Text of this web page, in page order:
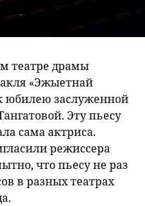
театре драмы
«Эжыетнай
юбилею заслуженной
Эту пьесу
сама актриса.
режиссера
что пьесу не раз
в разных театрах